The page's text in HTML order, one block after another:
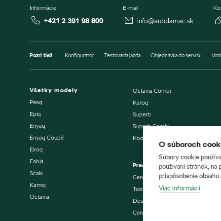
Informácie
+421 2 391 98 800
E-mail
info@autolamac.sk
Pozri tiež Konfigurátor Testovacia jazda Objednávka do servisu
Všetky modely
Peaq
Epiq
Enyaq
Enyaq Coupé
Elroq
Fabia
Scala
Kamiq
Octavia
Octavia Combi
Karoq
Superb
Superb Combi
Kodiaq
Predaj vozidiel
Cenníky a katalógy
Testovacia jazda
Dostupné vozidlá skladom
Cenníky a katalógy
O súboroch
Súbory cookie
používaní stránok, na
prispôsobenie obsahu
Viac informácií